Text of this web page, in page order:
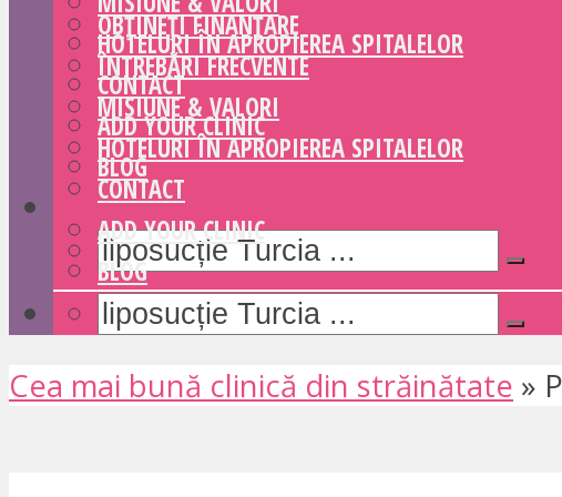
HOTELURI ÎN APROPIEREA SPITALELOR
CONTACT
ADD YOUR CLINIC
BLOG
OBȚINEȚI FINANȚARE
ÎNTREBĂRI FRECVENTE
MISIUNE & VALORI
HOTELURI ÎN APROPIEREA SPITALELOR
CONTACT
ADD YOUR CLINIC
BLOG
Cea mai bună clinică din străinătate »